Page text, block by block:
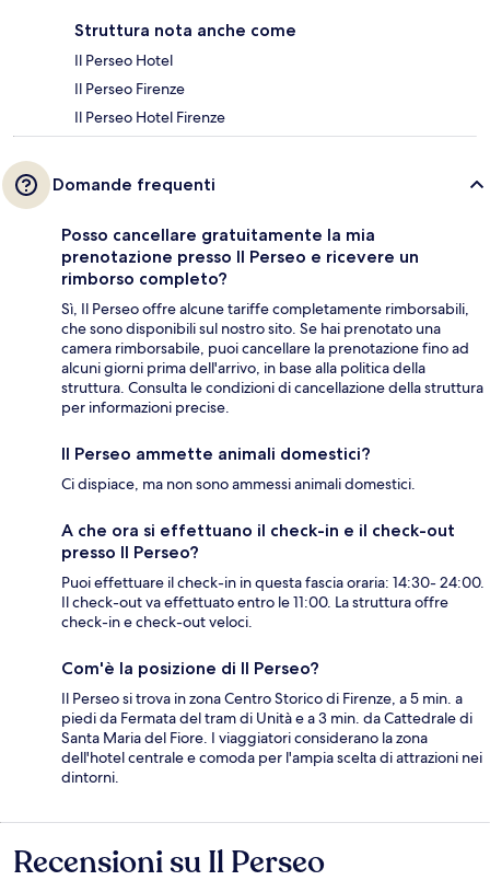
Struttura nota anche come
Il Perseo Hotel
Il Perseo Firenze
Il Perseo Hotel Firenze
Domande frequenti
Posso cancellare gratuitamente la mia
prenotazione presso Il Perseo e ricevere un
rimborso completo?
Sì, Il Perseo offre alcune tariffe completamente rimborsabili,
che sono disponibili sul nostro sito. Se hai prenotato una
camera rimborsabile, puoi cancellare la prenotazione fino ad
alcuni giorni prima dell'arrivo, in base alla politica della
struttura. Consulta le condizioni di cancellazione della struttura
per informazioni precise.
Il Perseo ammette animali domestici?
Ci dispiace, ma non sono ammessi animali domestici.
A che ora si effettuano il check-in e il check-out
presso Il Perseo?
Puoi effettuare il check-in in questa fascia oraria: 14:30- 24:00.
Il check-out va effettuato entro le 11:00. La struttura offre
check-in e check-out veloci.
Com'è la posizione di Il Perseo?
Il Perseo si trova in zona Centro Storico di Firenze, a 5 min. a
piedi da Fermata del tram di Unità e a 3 min. da Cattedrale di
Santa Maria del Fiore. I viaggiatori considerano la zona
dell'hotel centrale e comoda per l'ampia scelta di attrazioni nei
dintorni.
Recensioni
Recensioni su Il Perseo